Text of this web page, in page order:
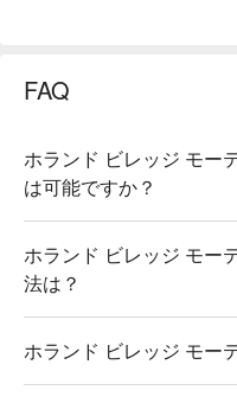
FAQ
ホランド ビレッジ モー
は可能ですか？
ホランド ビレッジ モー
法は？
ホランド ビレッジ モー